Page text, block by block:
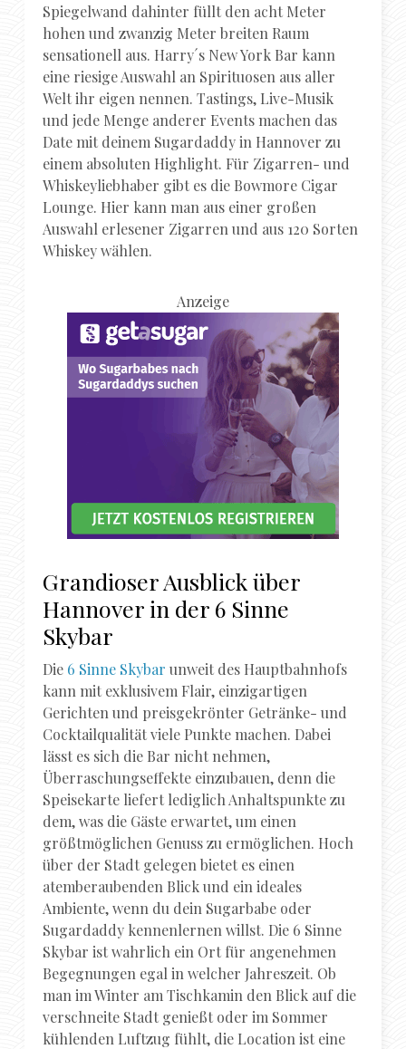
Spiegelwand dahinter füllt den acht Meter
hohen und zwanzig Meter breiten Raum
sensationell aus. Harry´s New York Bar kann
eine riesige Auswahl an Spirituosen aus aller
Welt ihr eigen nennen. Tastings, Live-Musik
und jede Menge anderer Events machen das
Date mit deinem Sugardaddy in Hannover zu
einem absoluten Highlight. Für Zigarren- und
Whiskeyliebhaber gibt es die Bowmore Cigar
Lounge. Hier kann man aus einer großen
Auswahl erlesener Zigarren und aus 120 Sorten
Whiskey wählen.
Anzeige
Grandioser Ausblick über
Hannover in der 6 Sinne
Skybar
Die 6 Sinne Skybar unweit des Hauptbahnhofs
kann mit exklusivem Flair, einzigartigen
Gerichten und preisgekrönter Getränke- und
Cocktailqualität viele Punkte machen. Dabei
lässt es sich die Bar nicht nehmen,
Überraschungseffekte einzubauen, denn die
Speisekarte liefert lediglich Anhaltspunkte zu
dem, was die Gäste erwartet, um einen
größtmöglichen Genuss zu ermöglichen. Hoch
über der Stadt gelegen bietet es einen
atemberaubenden Blick und ein ideales
Ambiente, wenn du dein Sugarbabe oder
Sugardaddy kennenlernen willst. Die 6 Sinne
Skybar ist wahrlich ein Ort für angenehmen
Begegnungen egal in welcher Jahreszeit. Ob
man im Winter am Tischkamin den Blick auf die
verschneite Stadt genießt oder im Sommer
kühlenden Luftzug fühlt, die Location ist eine